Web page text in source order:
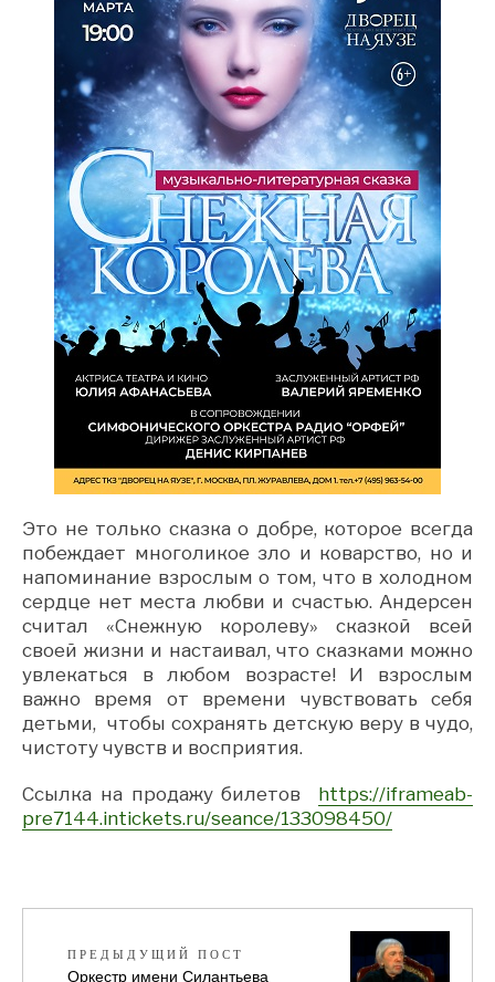
Это не только сказка о добре, которое всегда
побеждает многоликое зло и коварство, но и
напоминание взрослым о том, что в холодном
сердце нет места любви и счастью. Андерсен
считал «Снежную королеву» сказкой всей
своей жизни и настаивал, что сказками можно
увлекаться в любом возрасте! И взрослым
важно время от времени чувствовать себя
детьми, чтобы сохранять детскую веру в чудо,
чистоту чувств и восприятия.
Ссылка на продажу билетов https://iframeab-
pre7144.intickets.ru/seance/133098450/
ПРЕДЫДУЩИЙ ПОСТ
Оркестр имени Силантьева